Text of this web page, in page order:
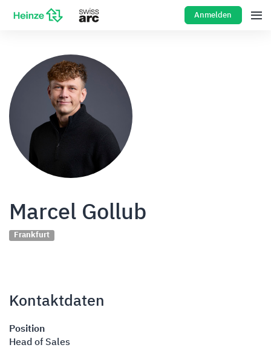
Anmelden
Marcel Gollub
Frankfurt
Kontaktdaten
Position
Head of Sales